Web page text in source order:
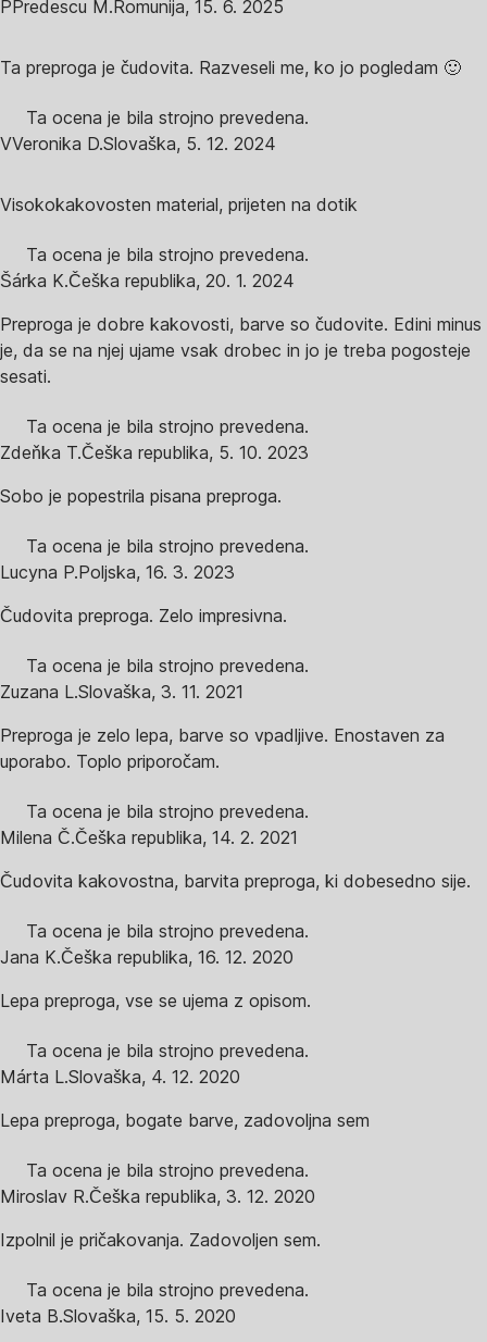
P Predescu M. Romunija, 15. 6. 2025
Ta preproga je čudovita. Razveseli me, ko jo pogledam 🙂
Ta ocena je bila strojno prevedena.
VVeronika D.Slovaška, 5. 12. 2024
Visokokakovosten material, prijeten na dotik
Ta ocena je bila strojno prevedena.
Šárka K.Češka republika, 20. 1. 2024
Preproga je dobre kakovosti, barve so čudovite. Edini minus
je, da se na njej ujame vsak drobec in jo je treba pogosteje
sesati.
Ta ocena je bila strojno prevedena.
Zdeňka T.Češka republika, 5. 10. 2023
Sobo je popestrila pisana preproga.
Ta ocena je bila strojno prevedena.
Lucyna P.Poljska, 16. 3. 2023
Čudovita preproga. Zelo impresivna.
Ta ocena je bila strojno prevedena.
Zuzana L.Slovaška, 3. 11. 2021
Preproga je zelo lepa, barve so vpadljive. Enostaven za
uporabo. Toplo priporočam.
Ta ocena je bila strojno prevedena.
Milena Č.Češka republika, 14. 2. 2021
Čudovita kakovostna, barvita preproga, ki dobesedno sije.
Ta ocena je bila strojno prevedena.
Jana K.Češka republika, 16. 12. 2020
Lepa preproga, vse se ujema z opisom.
Ta ocena je bila strojno prevedena.
Márta L.Slovaška, 4. 12. 2020
Lepa preproga, bogate barve, zadovoljna sem
Ta ocena je bila strojno prevedena.
Miroslav R.Češka republika, 3. 12. 2020
Izpolnil je pričakovanja. Zadovoljen sem.
Ta ocena je bila strojno prevedena.
Iveta B.Slovaška, 15. 5. 2020